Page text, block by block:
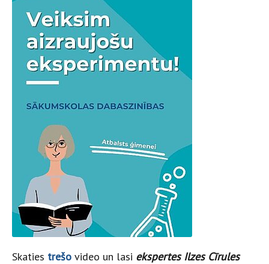
Skaties trešo video un lasi ekspertes Ilzes Cīrules